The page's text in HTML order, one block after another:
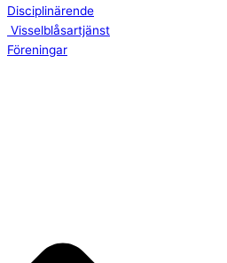
Disciplinärende
Visselblåsartjänst
Föreningar